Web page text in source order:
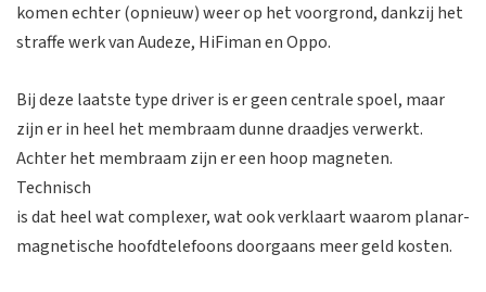
komen echter (opnieuw) weer op het voorgrond, dankzij het
straffe werk van Audeze, HiFiman en Oppo.
Bij deze laatste type driver is er geen centrale spoel, maar
zijn er in heel het membraam dunne draadjes verwerkt.
Achter het membraam zijn er een hoop magneten.
Technisch
is dat heel wat complexer, wat ook verklaart waarom planar-
magnetische hoofdtelefoons doorgaans meer geld kosten.